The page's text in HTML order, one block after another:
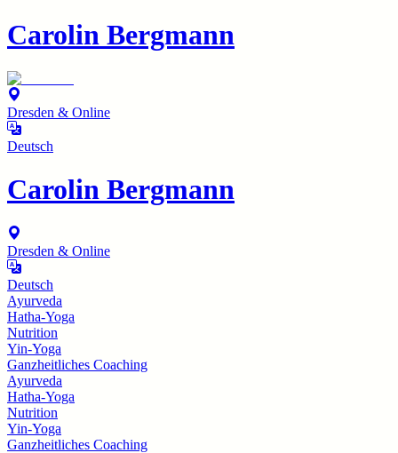
Carolin Bergmann
Dresden & Online
Deutsch
Carolin Bergmann
Dresden & Online
Deutsch
Ayurveda
Hatha-Yoga
Nutrition
Yin-Yoga
Ganzheitliches Coaching
Ayurveda
Hatha-Yoga
Nutrition
Yin-Yoga
Ganzheitliches Coaching